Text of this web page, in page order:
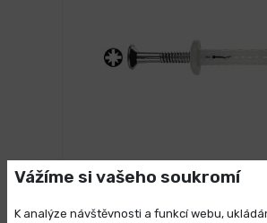
SKLADEM 40 ks
Hmoždinka natloukací s
Vážíme si vašeho soukromí
K analýze návštěvnosti a funkcí webu,